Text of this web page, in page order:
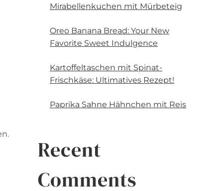
Mirabellenkuchen mit Mürbeteig
Oreo Banana Bread: Your New
Favorite Sweet Indulgence
Kartoffeltaschen mit Spinat-
Frischkäse: Ultimatives Rezept!
Paprika Sahne Hähnchen mit Reis
Recent
Comments